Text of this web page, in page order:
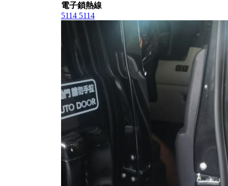
電子鎖熱線
5114 5114